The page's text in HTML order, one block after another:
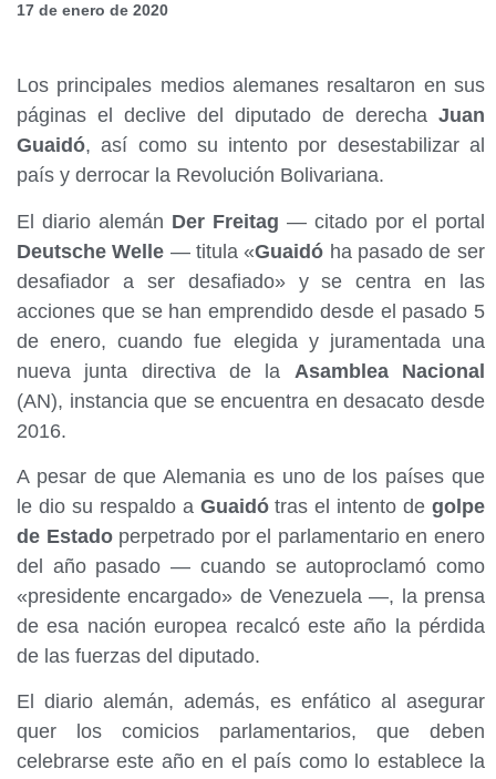
17 de enero de 2020
Los principales medios alemanes resaltaron en sus
páginas el declive del diputado de derecha Juan
Guaidó, así como su intento por desestabilizar al
país y derrocar la Revolución Bolivariana.
El diario alemán Der Freitag — citado por el portal
Deutsche Welle — titula «Guaidó ha pasado de ser
desafiador a ser desafiado» y se centra en las
acciones que se han emprendido desde el pasado 5
de enero, cuando fue elegida y juramentada una
nueva junta directiva de la Asamblea Nacional
(AN), instancia que se encuentra en desacato desde
2016.
A pesar de que Alemania es uno de los países que
le dio su respaldo a Guaidótras el intento de golpe
de Estadoperpetrado por el parlamentario en enero
del año pasado — cuando se autoproclamó como
«presidente encargado» de Venezuela —, la prensa
de esa nación europea recalcó este año la pérdida
de las fuerzas del diputado.
El diario alemán, además, es enfático al asegurar
quer los comicios parlamentarios, que deben
celebrarse este año en el país como lo establece la